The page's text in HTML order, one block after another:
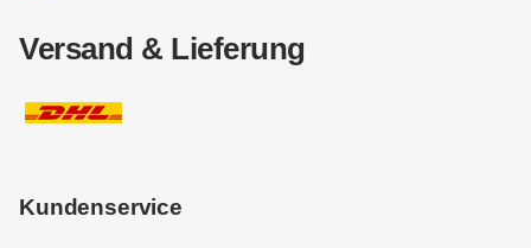
Versand & Lieferung
Kundenservice